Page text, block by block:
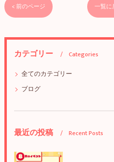
< 前のページ 一覧に
カテゴリー
Categories
全てのカテゴリー
ブログ
最近の投稿 Recent Posts